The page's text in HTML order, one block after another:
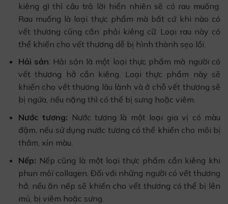
kiêng gì thì câu trả lời hiển nhiên sẽ có rau muống.
Rau muống là loại thực phẩm mà bất cứ khi nào có
vết thương cũng cần phải kiêng cữ. Loại rau này có
thể khiến cho vết thương dễ bị hình thành sẹo lồi.
Hải sản: Hải sản là một loại thực phẩm mà người có
vết thương hở cần kiêng. Loại thực phẩm này sẽ
khiến cho vết thương lâu lành và ở chỗ vết thương sẽ
bị ngứa, nếu nặng thì có thể bị sưng hoặc viêm.
Nước tương: Nước tương là một loại gia vị có màu
đậm, nếu sử dụng nước tương có thể khiến cho môi bị
thâm, xỉn màu.
Nếp: Nếp cũng là một loại thực phẩm cần kiêng khi
phun môi collagen. Đối với những người có vết thương
hở, nếu ăn nếp sẽ khiến cho vết thương có thể bị lên
mủ, bị viêm hoặc sưng.